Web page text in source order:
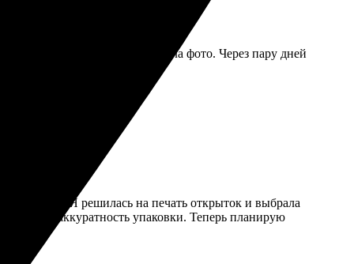
выбрала шаблон и загрузила фото. Через пару дней
порадовать близких!
доступно. Я решилась на печать открыток и выбрала
и аккуратность упаковки. Теперь планирую